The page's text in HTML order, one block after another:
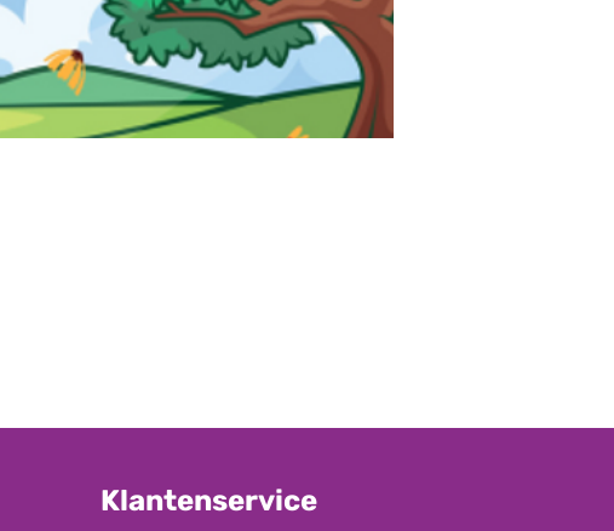
Klantenservice